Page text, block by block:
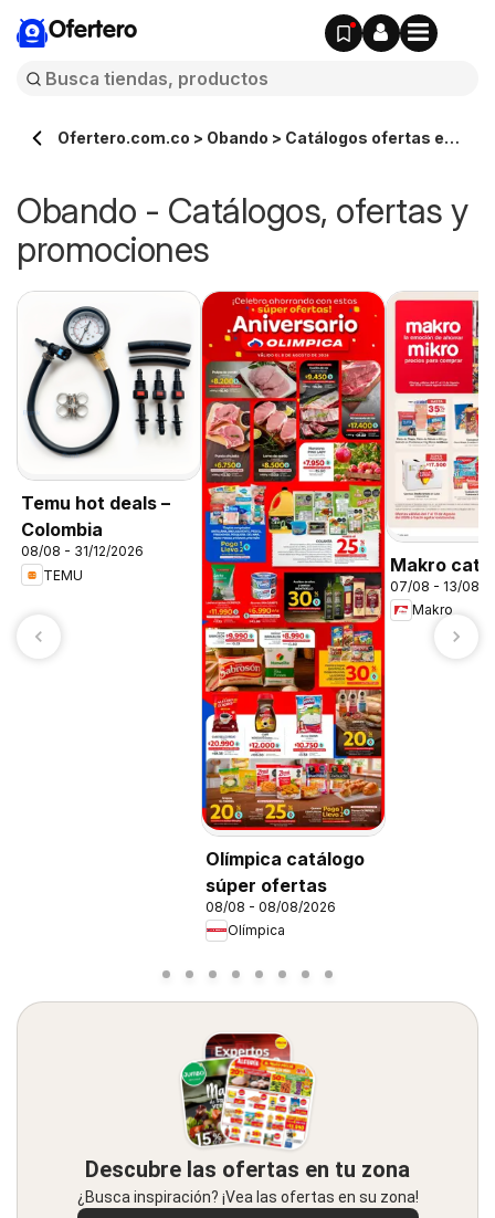
Ofertero
Ofertero.com.co > Obando > Catálogos ofertas en
Obando - Catálogos, ofertas y
promociones
Temu hot deals –
Colombia
08/08 - 31/12/2026
TEMU
Olímpica catálogo
súper ofertas
08/08 - 08/08/2026
Olímpica
Makro
07/08 - 13/08/
Makro
Descubre las ofertas en tu zona
¿Busca inspiración? ¡Vea las ofertas en su zona!